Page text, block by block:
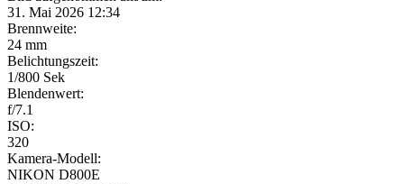
31. Mai 2026 12:34
Brennweite:
24 mm
Belichtungszeit:
1/800 Sek
Blendenwert:
f/7.1
ISO:
320
Kamera-Modell:
NIKON D800E